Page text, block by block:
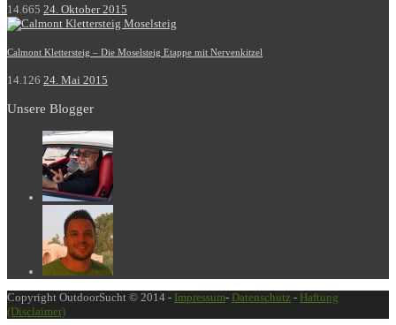
14.665 24. Oktober 2015
Calmont Klettersteig – Die Moselsteig Etappe mit Nervenkitzel
14.126 24. Mai 2015
Unsere Blogger
Copyright OutdoorSucht © 2014 - Impressum- Datenschutz - Haftung
(Disclaimer)